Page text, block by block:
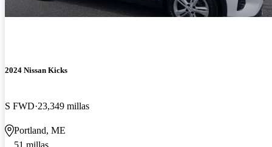
2024 Nissan Kicks
S FWD 23,349 millas
Portland, ME